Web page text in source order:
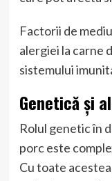
Factorii de
alergiei la carne
sistemului
Genetică și
Rolul genetic în
porc este
Cu toate